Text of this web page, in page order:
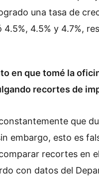
una tasa de
4.5%, 4.5% y 4.7%,
en que tomé la
recortes de
que
embargo, esto es
recortes en
con datos del